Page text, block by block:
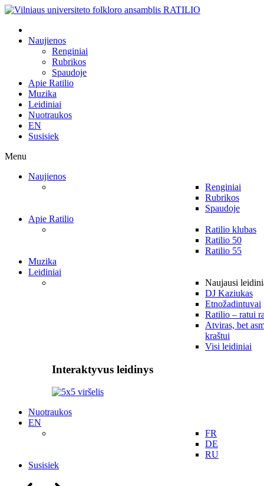
Naujienos
Renginiai
Rubrikos
Spaudoje
Apie Ratilio
Muzika
Leidiniai
Nuotraukos
EN
Susisiek
Menu
Naujienos
Renginiai
Rubrikos
Spaudoje
Apie Ratilio
Ratilio klubas
Ratilio 50
Ratilio 55
Muzika
Leidiniai
Naujausi
DJ Kaziukas
Etnožadintuvai
Ratilio – ratui
Atviras, bet
kraštui
Visi leidiniai
Interaktyvus leidinys
Nuotraukos
EN
FR
DE
RU
Susisiek